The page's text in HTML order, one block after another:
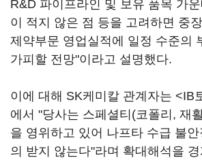
R&D 파이프라인 및 보유 품목 가
이 적지 않은 점 등을 고려하면 중
제약부문 영업실적에 일정 수준의
가피할 전망"이라고 설명했다.
이에 대해 SK케미칼 관계자는 <IB
에서 "당사는 스페셜티(코폴리, 재
을 영위하고 있어 나프타 수급 불
의 받지 않는다"라며 확대해석을